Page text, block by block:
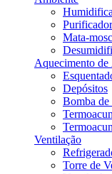
Mata-
Aquecimento de
Depósitos
Bomba de
Ventilação
Torre de